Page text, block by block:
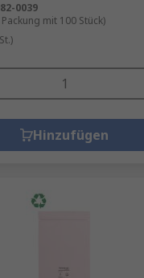
0039
mit 100 Stück)
Hinzufügen